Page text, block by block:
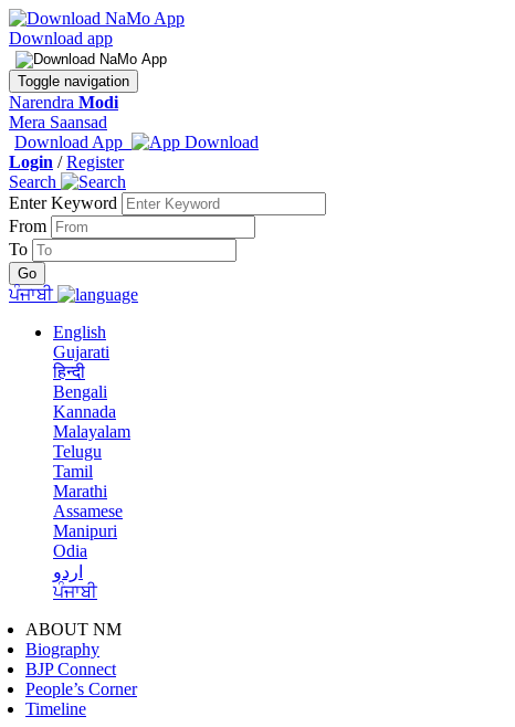
Download app
Toggle navigation
Narendra Modi
Mera Saansad
Download App
Login /Register
Search
Enter Keyword
From
To
ਪੰਜਾਬੀ
English
Gujarati
हिन्दी
Bengali
Kannada
Malayalam
Telugu
Tamil
Marathi
Assamese
Manipuri
Odia
اردو
ਪੰਜਾਬੀ
ABOUT NM
Biography
BJP Connect
People’s Corner
Timeline